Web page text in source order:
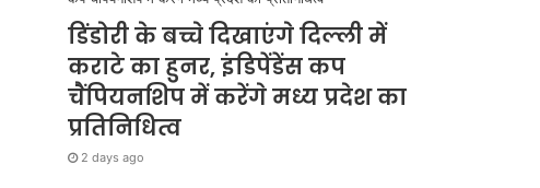
डिंडोरी के बच्चे दिखाएंगे दिल्ली में
कराटे का हुनर, इंडिपेंडेंस कप
चैंपियनशिप में करेंगे मध्य प्रदेश का
प्रतिनिधित्व
2 days ago